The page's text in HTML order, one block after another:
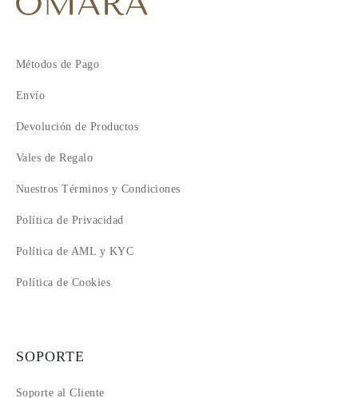
Métodos de Pago
Envío
Devolución de Productos
Vales de Regalo
Nuestros Términos y Condiciones
Política de Privacidad
Política de AML y KYC
Política de Cookies
SOPORTE
Soporte al Cliente